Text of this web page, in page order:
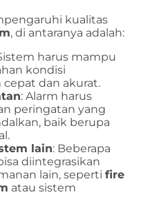
kualitas
, di antaranya adalah:
harus mampu
kondisi
dan akurat.
: Alarm harus
peringatan yang
baik berupa
lain: Beberapa
diintegrasikan
lain, seperti fire
atau sistem